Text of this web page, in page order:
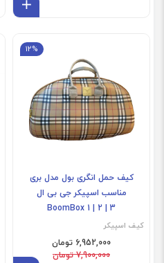
12%
کیف حمل انگری بول مدل بری
مناسب اسپیکر جی بی ال
BoomBox 1 | 2 | 3
کیف اسپیکر
6,952,000 تومان
7,900,000 تومان